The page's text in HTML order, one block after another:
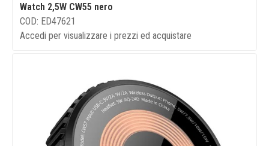
Watch 2,5W CW55 nero
COD: ED47621
Accedi per visualizzare i prezzi ed acquistare